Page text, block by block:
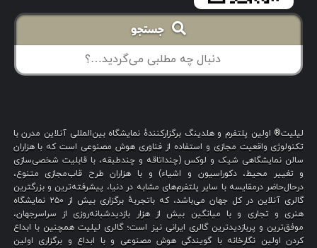
جستجو
لیلیت® اولین پلتفرم و هلدینگ برگزارکنندهٔ نمایشگاه بین‌المللی آنلاین مدرن با
تکنولوژی واقعیت مجازی و استفاده از فناوری هوش مصنوعی است که با هزاران
سالن نمایشگاهی شیک و لوکس (چنداتاقه و چندطبقه، با قابلیت شخصی‌سازی
و تغییر محیط، دکوراسیون و اشیاء) و با هزاران طرح قاب‌مجازی متنوع،
درحال‌حاضر درمقایسه با سایر پلتفرم‌های مشابه در دنیا، پیشرفته‌ترین و بزرگترین
گالری آنلاین در کل جهان می‌باشد، که باتجربهٔ برگزاری بیش از ۲۵۰ نمایشگاه
هنری و تجاری و با میانگین بیش از هزار بازدیدشبانه‌روزی از سراسرجهان،
موفق‌ترین و پربازدیدترین گالری ایرانی نیز است؛ گالری لیلیت همچنین با ابداع
کردن اولین نگارخانه با گویندگی هوش مصنوعی و با ابداع و برگزاری اولین